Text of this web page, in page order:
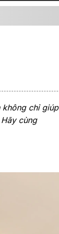
không chỉ giúp
cùng